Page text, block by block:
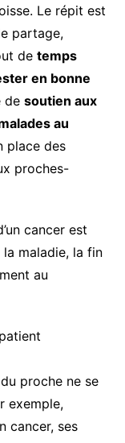
Le répit est
partage,
de temps
en bonne
de soutien aux
au
place des
proches-
cancer est
la maladie, la fin
au
proche ne se
exemple,
cancer, ses